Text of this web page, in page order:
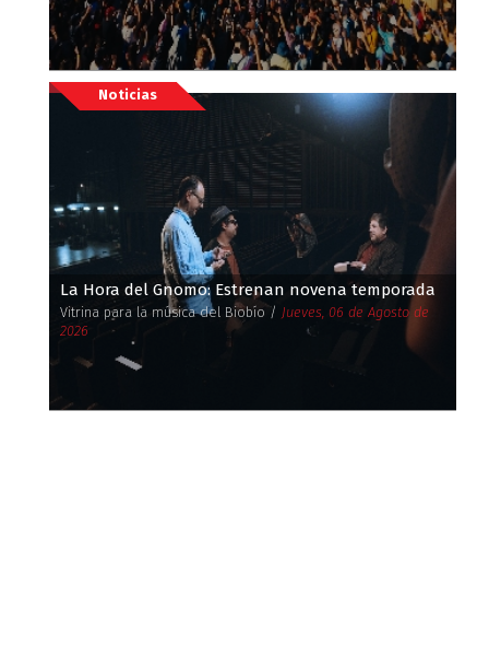
Noticias
La Hora del Gnomo: Estrenan novena temporada
Vitrina para la música del Biobío / Jueves, 06 de Agosto de
2026